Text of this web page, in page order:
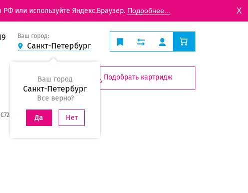
или используйте Яндекс.Браузер. Подробнее... X
Ваш город:
Санкт-Петербург
Ваш город
Санкт-Петербург
Все верно?
Да Нет
Подобрать картридж